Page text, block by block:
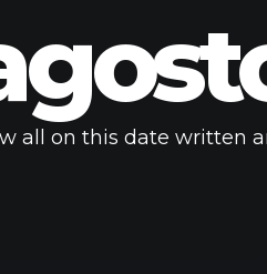
all on this date written